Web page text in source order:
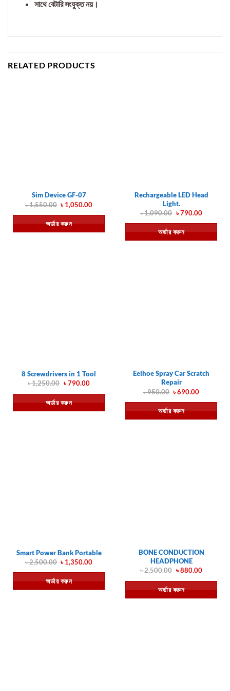
সাথে বেটারি সংযুক্ত নয়।
RELATED PRODUCTS
Sim Device GF-07
৳1,550.00 Original
price
was:
৳ 1,550.00.
৳1,050.00Current
is:
৳ 1,050.00.
অর্ডার করুন
Rechargeable LED Head
Light.
৳1,090.00 Original
was:
৳ 1,090.00.
৳790.00Current
is:
৳ 790.00.
অর্ডার করুন
8 Screwdrivers in 1 Tool
৳1,250.00 Original
was:
৳ 1,250.00.
৳790.00Current
is:
৳ 790.00.
অর্ডার করুন
Eelhoe Spray Car Scratch
Repair
৳950.00 Original
was:
৳ 950.00.
৳690.00Current
is:
৳ 690.00.
অর্ডার করুন
Smart Power Bank Portable
৳2,500.00 Original
price
was:
৳ 2,500.00.
৳1,350.00Current
is:
৳ 1,350.00.
অর্ডার করুন
BONE CONDUCTION
HEADPHONE
৳2,500.00 Original
was:
৳ 2,500.00.
৳880.00Current
is:
৳ 880.00.
অর্ডার করুন